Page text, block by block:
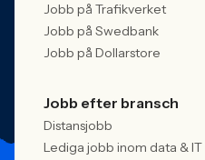
Jobb på Trafikverket
Jobb på Swedbank
Jobb på Dollarstore
Jobb efter bransch
Distansjobb
Lediga jobb inom data & IT